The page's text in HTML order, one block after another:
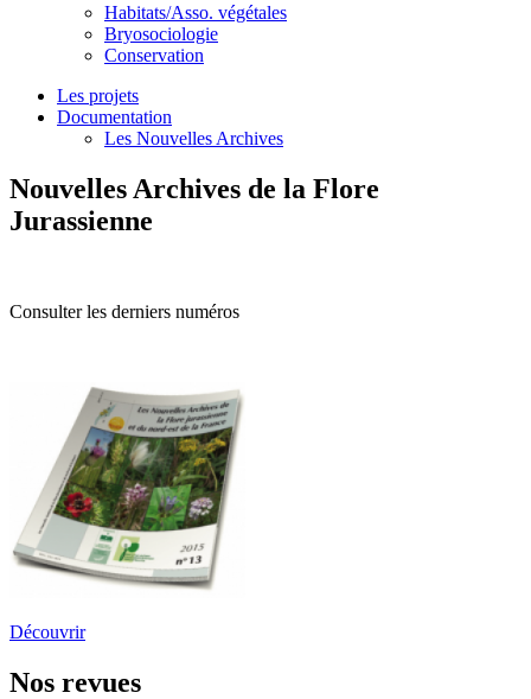
Habitats/Asso. végétales
Bryosociologie
Conservation
Les projets
Documentation
Les Nouvelles Archives
Nouvelles Archives de la Flore
Jurassienne
Consulter les derniers numéros
Découvrir
Nos revues